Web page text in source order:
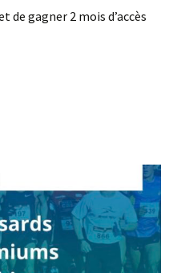
de gagner 2 mois d’accès